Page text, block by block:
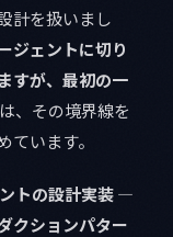
計を扱いまし
ジェントに切り
すが、最初の一
、その境界線を
います。
トの設計実装 —
クションパター